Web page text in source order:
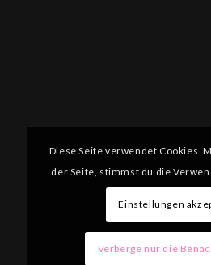
Diese Seite verwendet Cookies.
der Seite, stimmst du die
Einstellungen
Verberge nur die